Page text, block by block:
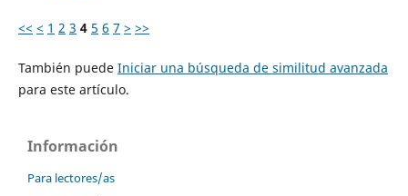
<< < 1 2 3 4 5 6 7 > >>
También puede Iniciar una búsqueda de similitud avanzada
para este artículo.
Información
Para lectores/as